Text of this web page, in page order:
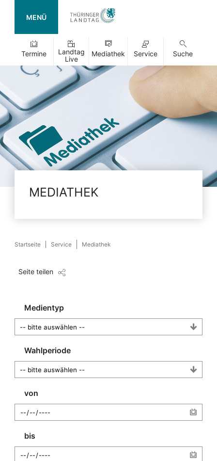
MENÜ
Termine
Landtag
Live
Mediathek Service Suche
MEDIATHEK
Startseite Service Mediathek
Seite teilen
Medientyp
Wahlperiode
von
bis